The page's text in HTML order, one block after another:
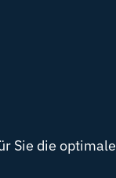
Sie die